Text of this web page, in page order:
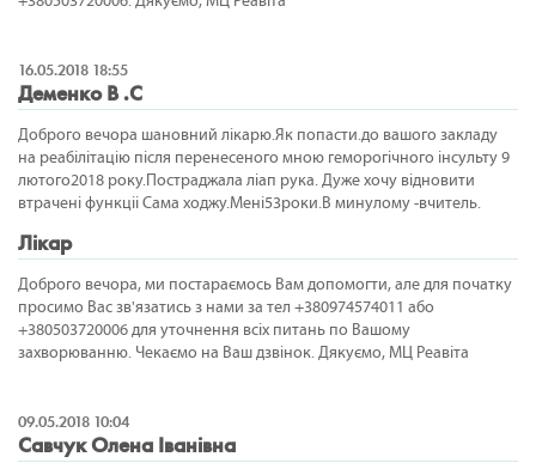
16.05.2018 18:55
Деменко В .С
Доброго вечора шановний лікарю.Як попасти.до вашого закладу
на реабілітацію після перенесеного мною геморогічного інсульту 9
лютого2018 року.Постраджала ліап рука. Дуже хочу відновити
втрачені функціі Сама ходжу.Мені53роки.В минулому -вчитель.
Лікар
Доброго вечора, ми постараємось Вам допомогти, але для початку
просимо Вас зв'язатись з нами за тел +380974574011 або
+380503720006 для уточнення всіх питань по Вашому
захворюванню. Чекаємо на Ваш дзвінок. Дякуємо, МЦ Реавіта
09.05.2018 10:04
Савчук Олена Iванiвна